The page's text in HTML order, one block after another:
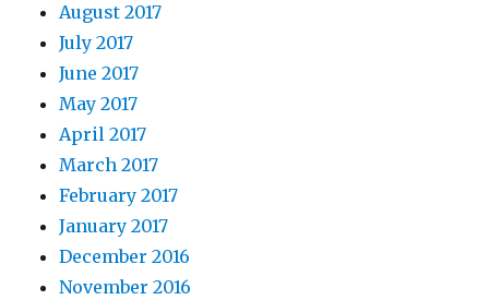
August 2017
July 2017
June 2017
May 2017
April 2017
March 2017
February 2017
January 2017
December 2016
November 2016